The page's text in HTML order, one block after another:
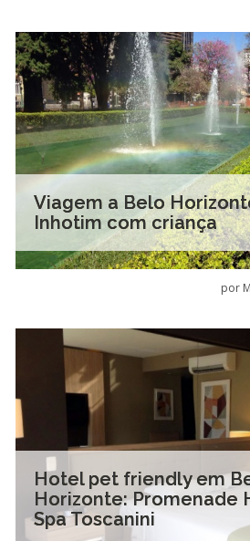
Viagem a Belo
Inhotim com criança
por
Hotel pet friendly em
Horizonte: Promenade
Spa Toscanini